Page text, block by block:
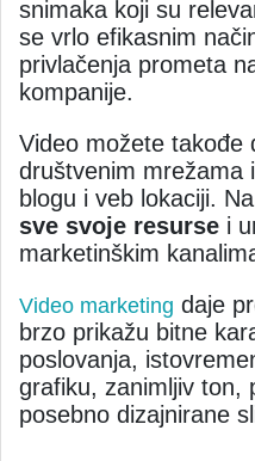
snimaka koji su
se vrlo efikasnim
privlačenja prometa
kompanije.
Video možete takođe
društvenim mrežama
blogu i veb lokaciji.
sve svoje resurse i
marketinškim
Video marketing daje
brzo prikažu bitne
poslovanja,
grafiku, zanimljiv ton,
posebno dizajnirane